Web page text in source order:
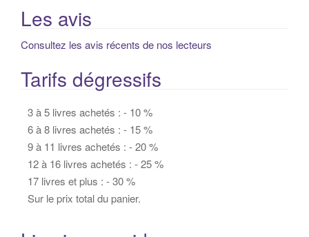
Les avis
Consultez les avis récents de nos lecteurs
Tarifs dégressifs
3 à 5 livres achetés : - 10 %
6 à 8 livres achetés : - 15 %
9 à 11 livres achetés : - 20 %
12 à 16 livres achetés : - 25 %
17 livres et plus : - 30 %
Sur le prix total du panier.